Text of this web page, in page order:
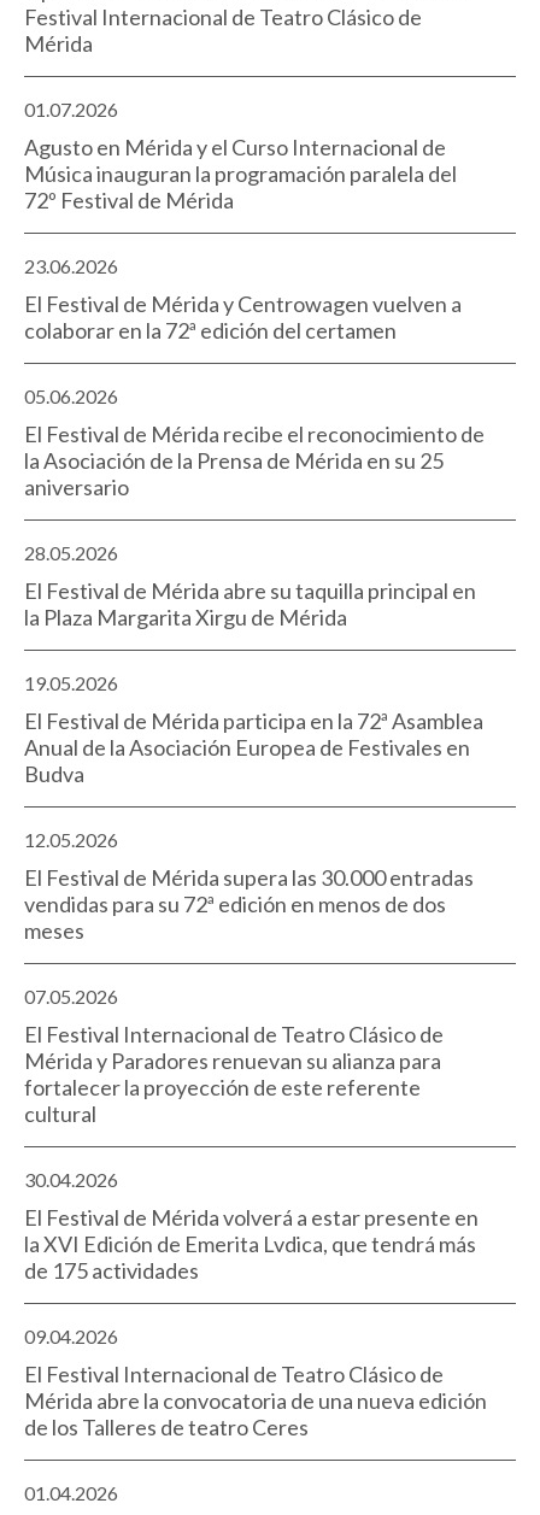
Festival Internacional de Teatro Clásico de
Mérida
01.07.2026
Agusto en Mérida y el Curso Internacional de
Música inauguran la programación paralela del
72º Festival de Mérida
23.06.2026
El Festival de Mérida y Centrowagen vuelven a
colaborar en la 72ª edición del certamen
05.06.2026
El Festival de Mérida recibe el reconocimiento de
la Asociación de la Prensa de Mérida en su 25
aniversario
28.05.2026
El Festival de Mérida abre su taquilla principal en
la Plaza Margarita Xirgu de Mérida
19.05.2026
El Festival de Mérida participa en la 72ª Asamblea
Anual de la Asociación Europea de Festivales en
Budva
12.05.2026
El Festival de Mérida supera las 30.000 entradas
vendidas para su 72ª edición en menos de dos
meses
07.05.2026
El Festival Internacional de Teatro Clásico de
Mérida y Paradores renuevan su alianza para
fortalecer la proyección de este referente
cultural
30.04.2026
El Festival de Mérida volverá a estar presente en
la XVI Edición de Emerita Lvdica, que tendrá más
de 175 actividades
09.04.2026
El Festival Internacional de Teatro Clásico de
Mérida abre la convocatoria de una nueva edición
de los Talleres de teatro Ceres
01.04.2026